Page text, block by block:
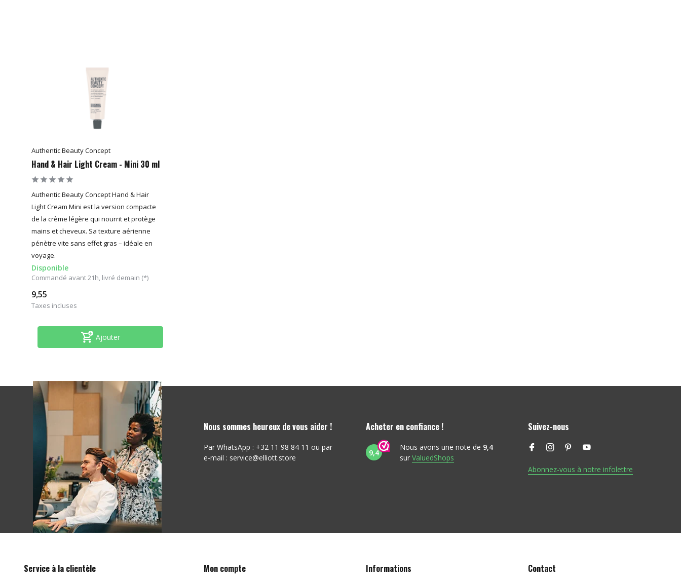
Authentic Beauty Concept
Hand & Hair Light Cream - Mini 30 ml
Authentic Beauty Concept Hand & Hair
Light Cream Mini est la version compacte
de la crème légère qui nourrit et protège
mains et cheveux. Sa texture aérienne
pénètre vite sans effet gras – idéale en
voyage.
Disponible
Commandé avant 21h, livré demain (*)
9,55
Taxes incluses
Ajouter
Nous sommes heureux de vous aider !
Par WhatsApp : +32 11 98 84 11 ou par
e-mail : service@elliott.store
Acheter en confiance !
9,4
Nous avons une note de 9,4
sur ValuedShops
Suivez-nous
Abonnez-vous à notre infolettre
Service à la clientèle Mon compte Informations Contact